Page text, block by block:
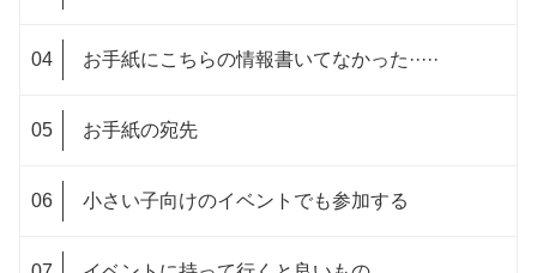
お手紙にこちらの情報書いてなかった·····
お手紙の宛先
小さい子向けのイベントでも参加する